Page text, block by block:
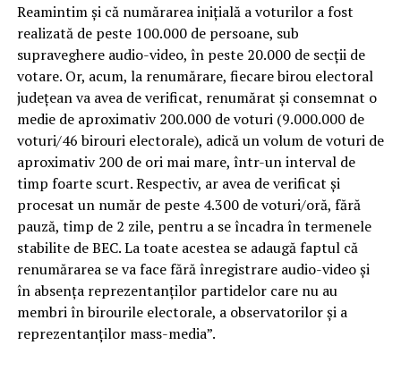
Reamintim și că numărarea inițială a voturilor a fost
realizată de peste 100.000 de persoane, sub
supraveghere audio-video, în peste 20.000 de secții de
votare. Or, acum, la renumărare, fiecare birou electoral
județean va avea de verificat, renumărat și consemnat o
medie de aproximativ 200.000 de voturi (9.000.000 de
voturi/46 birouri electorale), adică un volum de voturi de
aproximativ 200 de ori mai mare, într-un interval de
timp foarte scurt. Respectiv, ar avea de verificat și
procesat un număr de peste 4.300 de voturi/oră, fără
pauză, timp de 2 zile, pentru a se încadra în termenele
stabilite de BEC. La toate acestea se adaugă faptul că
renumărarea se va face fără înregistrare audio-video și
în absența reprezentanților partidelor care nu au
membri în birourile electorale, a observatorilor și a
reprezentanților mass-media”.